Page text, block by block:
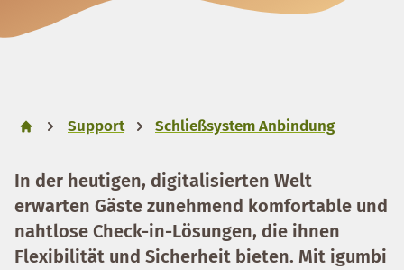
Support Schließsystem Anbindung
In der heutigen, digitalisierten Welt
erwarten Gäste zunehmend komfortable und
nahtlose Check-in-Lösungen, die ihnen
Flexibilität und Sicherheit bieten. Mit igumbi